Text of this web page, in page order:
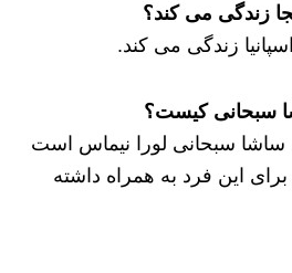
زندگی می کند؟
زندگی می کند.
سبحانی کیست؟
سبحانی لورا نیماس است
این فرد به همراه داشته